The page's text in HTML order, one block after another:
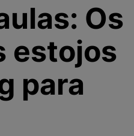
Os
estojos
para